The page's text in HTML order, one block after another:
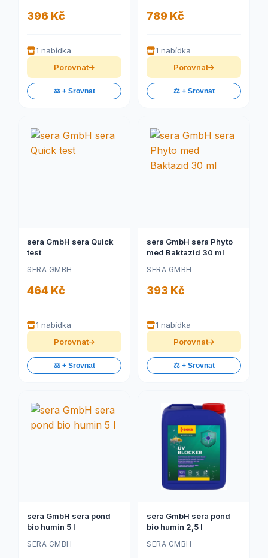
396 Kč
1 nabídka
Porovnat
⚖️ + Srovnat
789 Kč
1 nabídka
Porovnat
⚖️ + Srovnat
sera GmbH sera Quick
test
SERA GMBH
464 Kč
1 nabídka
Porovnat
⚖️ + Srovnat
sera GmbH sera Phyto
med Baktazid 30 ml
SERA GMBH
393 Kč
1 nabídka
Porovnat
⚖️ + Srovnat
sera GmbH sera pond
bio humin 5 l
SERA GMBH
sera GmbH sera pond
bio humin 2,5 l
SERA GMBH